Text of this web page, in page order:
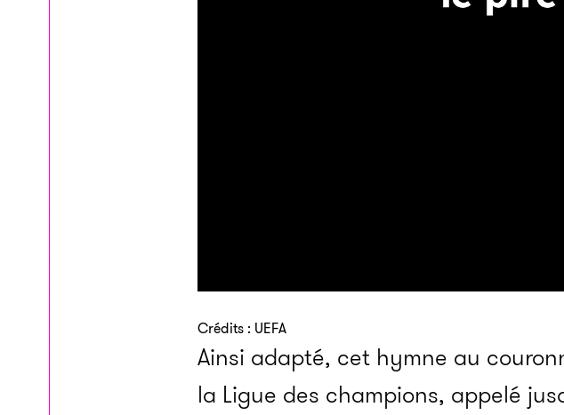
Crédits : UEFA
Ainsi adapté, cet hymne au
la Ligue des champions, appelé